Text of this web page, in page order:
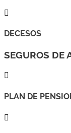

DECESOS
SEGUROS DE

PLAN DE
